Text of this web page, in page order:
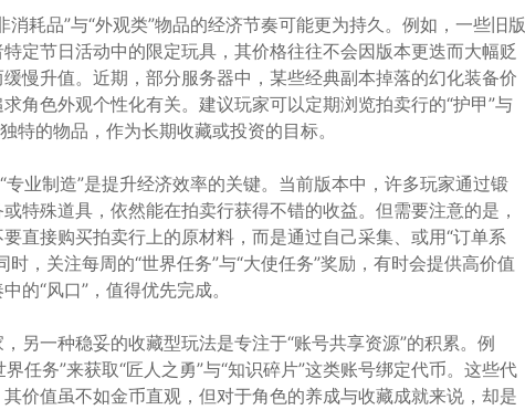
耗品”与“外观类”物品的经济节奏可能更为持久。例如，一些旧版
定节日活动中的限定玩具，其价格往往不会因版本更迭而大幅贬
慢升值。近期，部分服务器中，某些经典副本掉落的幻化装备价
角色外观个性化有关。建议玩家可以定期浏览拍卖行的“护甲”与
特的物品，作为长期收藏或投资的目标。
业制造”是提升经济效率的关键。当前版本中，许多玩家通过锻
特殊道具，依然能在拍卖行获得不错的收益。但需要注意的是，
直接购买拍卖行上的原材料，而是通过自己采集、或用“订单系
，关注每周的“世界任务”与“大使任务”奖励，有时会提供高价值
的“风口”，值得优先完成。
另一种稳妥的收藏型玩法是专注于“账号共享资源”的积累。例
任务”来获取“匠人之勇”与“知识碎片”这类账号绑定代币。这些代
价值虽不如金币直观，但对于角色的养成与收藏成就来说，却是